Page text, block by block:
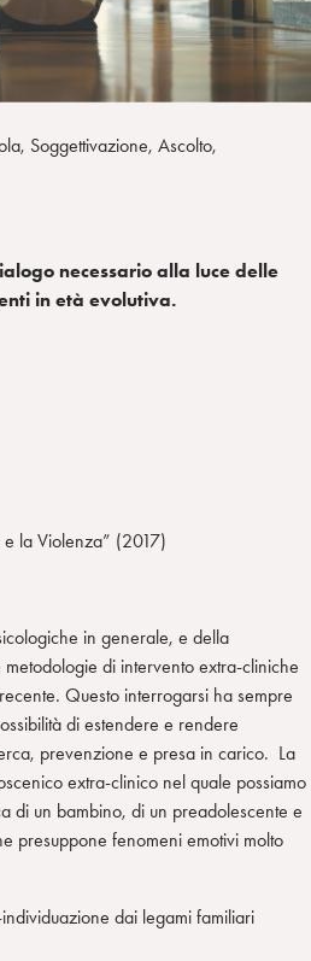
Soggettivazione, Ascolto,
necessario alla luce delle
in età evolutiva.
e la Violenza” (2017)
in generale, e della
di intervento extra-cliniche
Questo interrogarsi ha sempre
di estendere e rendere
prevenzione e presa in carico. La
extra-clinico nel quale possiamo
di un bambino, di un preadolescente e
presuppone fenomeni emotivi molto
dai legami familiari